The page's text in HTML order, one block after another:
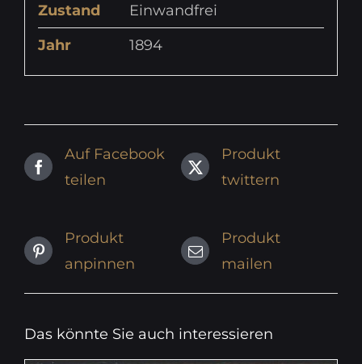
Zustand
Einwandfrei
Jahr
1894
Auf Facebook
teilen
Produkt
twittern
Produkt
anpinnen
Produkt
mailen
Das könnte Sie auch interessieren